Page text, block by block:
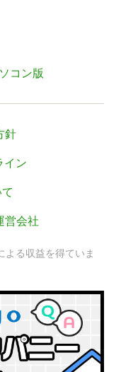
コン版
針
イン
営会社
よる収益を得ていま